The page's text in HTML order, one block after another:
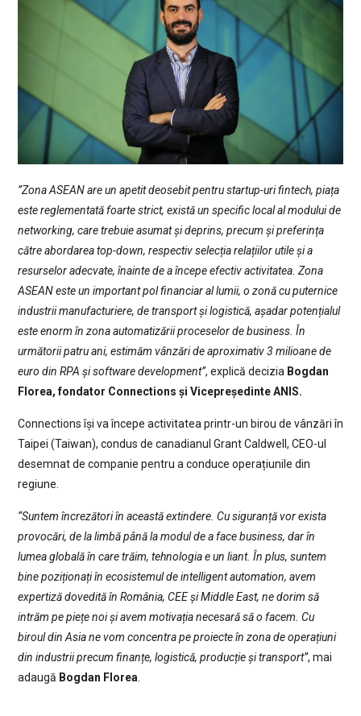
”Zona ASEAN are un apetit deosebit pentru startup-uri fintech, piața
este reglementată foarte strict, există un specific local al modului de
networking, care trebuie asumat și deprins, precum și preferința
către abordarea top-down, respectiv selecția relațiilor utile și a
resurselor adecvate, înainte de a începe efectiv activitatea. Zona
ASEAN este un important pol financiar al lumii, o zonă cu puternice
industrii manufacturiere, de transport și logistică, așadar potențialul
este enorm în zona automatizării proceselor de business. În
următorii patru ani, estimăm vânzări de aproximativ 3 milioane de
euro din RPA și software development”, explică decizia Bogdan
Florea, fondator Connections și Vicepreședinte ANIS.
Connections își va începe activitatea printr-un birou de vânzări în
Taipei (Taiwan), condus de canadianul Grant Caldwell, CEO-ul
desemnat de companie pentru a conduce operațiunile din
regiune.
“Suntem încrezători în această extindere. Cu siguranță vor exista
provocări, de la limbă până la modul de a face business, dar în
lumea globală în care trăim, tehnologia e un liant. În plus, suntem
bine poziționați în ecosistemul de intelligent automation, avem
expertiză dovedită în România, CEE și Middle East, ne dorim să
intrăm pe piețe noi și avem motivația necesară să o facem. Cu
biroul din Asia ne vom concentra pe proiecte în zona de operațiuni
din industrii precum finanțe, logistică, producție și transport”, mai
adaugă Bogdan Florea